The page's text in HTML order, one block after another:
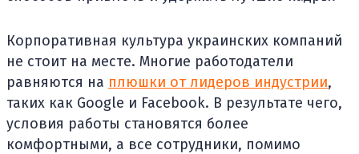
Корпоративная культура украинских компаний
не стоит на месте. Многие работодатели
равняются на плюшки от лидеров индустрии,
таких как Google и Facebook. В результате чего,
условия работы становятся более
комфортными, а все сотрудники, помимо